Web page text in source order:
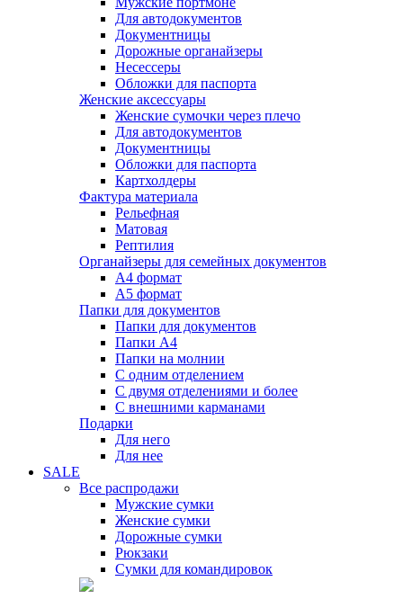
Для автодокументов
Документницы
Дорожные органайзеры
Несессеры
Обложки для паспорта
Женские аксессуары
Женские сумочки через плечо
Для автодокументов
Документницы
Обложки для паспорта
Картхолдеры
Фактура материала
Рельефная
Матовая
Рептилия
Органайзеры для семейных документов
А4 формат
А5 формат
Папки для документов
Папки для документов
Папки А4
Папки на молнии
С одним отделением
С двумя отделениями и более
С внешними карманами
Подарки
Для него
Для нее
SALE
Все распродажи
Мужские сумки
Женские сумки
Дорожные сумки
Рюкзаки
Сумки для командировок